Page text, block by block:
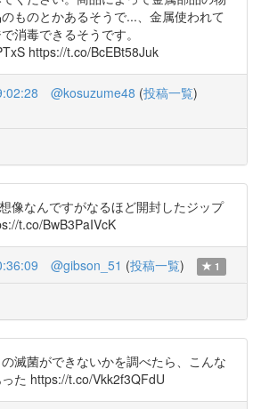
ものとかあるそうで...、金属使われて
消毒できるそうです。
https://t.co/BcEBt58Juk
@kosuzume48 (投稿一覧)
像なんですがなるほど開封したジップ
t.co/BwB3PaIVcK
@gibson_51 (投稿一覧) 1
滅菌ができないかを調べたら、こんな
た https://t.co/Vkk2f3QFdU